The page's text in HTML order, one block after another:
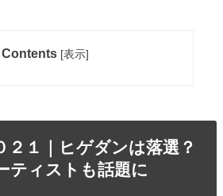
Contents [表示]
２１｜ヒゲダンは落選？
ティストも話題に